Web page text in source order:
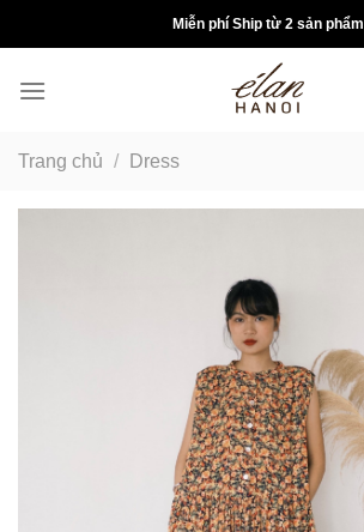
to
Miễn phí Ship từ 2 sản phẩm
Trang chủ / Dress